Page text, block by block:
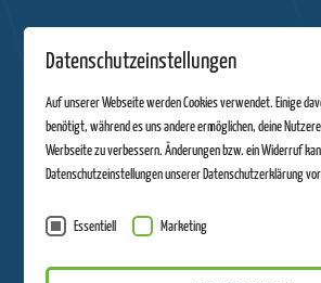
Datenschutzeinstellungen
Auf unserer Webseite werden Cookies verwendet. Einige
benötigt, während es uns andere ermöglichen, deine
Werbseite zu verbessern. Änderungen bzw. ein Widerruf
Datenschutzeinstellungen unserer Datenschutzerklärung
Essentiell Marketing